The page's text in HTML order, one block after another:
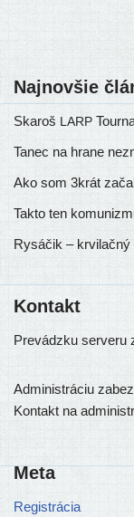
Najnovšie
Skaroš LARP
Tanec na hrane
Ako som 3krát
Takto ten
Rysáčik –
Kontakt
Prevádzku ser­ve­ru
Administráciu
Kontakt na
Meta
Registrácia